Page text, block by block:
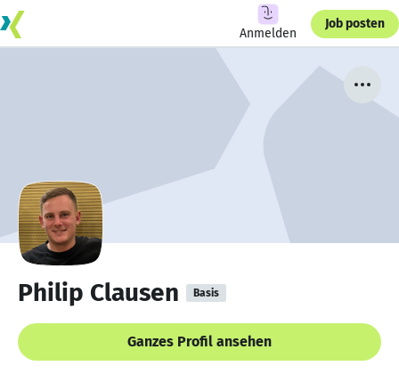
Anmelden
Job posten
Philip Clausen Basis
Ganzes Profil ansehen